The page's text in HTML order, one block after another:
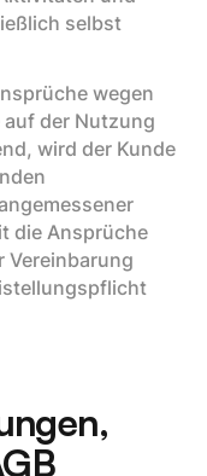
selbst
wegen
der Nutzung
wird der Kunde
die Ansprüche
Vereinbarung